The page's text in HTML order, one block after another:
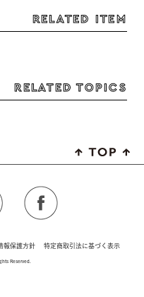
RELATED ITEM
RELATED TOPICS
報保護方針 特定商取引法に基づく表示
Reserved.